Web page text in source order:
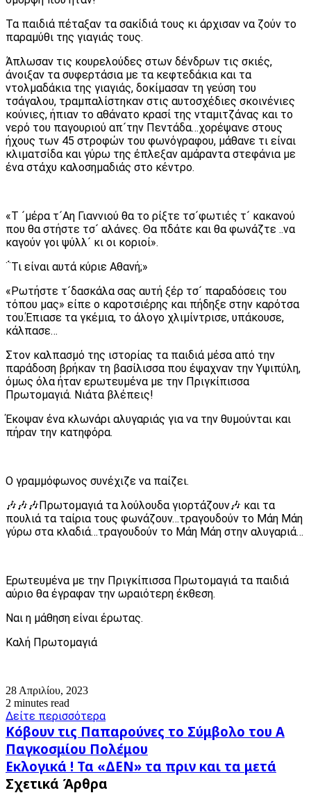
Τα παιδιά πέταξαν τα σακίδιά τους κι άρχισαν να ζούν το
παραμύθι της γιαγιάς τους.
Άπλωσαν τις κουρελούδες στων δένδρων τις σκιές,
άνοιξαν τα συφερτάσια με τα κεφτεδάκια και τα
ντολμαδάκια της γιαγιάς, δοκίμασαν τη γεύση του
τσάγαλου, τραμπαλίστηκαν στις αυτοσχέδιες σκοινένιες
κούνιες, ήπιαν το αθάνατο κρασί της νταμιτζάνας και το
νερό του παγουριού απ´την Πεντάδα…χορέψανε στους
ήχους των 45 στροφών του φωνόγραφου, μάθανε τι είναι
κλιματσίδα και γύρω της έπλεξαν αμάραντα στεφάνια με
ένα στάχυ καλοσημαδιάς στο κέντρο.
«Τ ´μέρα τ´Αη Γιαννιού θα το ρίξτε τσ´φωτιές τ´ κακανού
που θα στήστε τσ´ αλάνες. Θα πδάτε και θα φωνάζτε ..να
καγούν γοι ψύλλ´ κι οι κοριοί».
΅Τι είναι αυτά κύριε Αθανή;»
«Ρωτήστε τ´δασκάλα σας αυτή ξέρ τσ´ παραδόσεις του
τόπου μας» είπε ο καροτσιέρης και πήδηξε στην καρότσα
του.Έπιασε τα γκέμια, το άλογο χλιμίντρισε, υπάκουσε,
κάλπασε…
Στον καλπασμό της ιστορίας τα παιδιά μέσα από την
παράδοση βρήκαν τη βασίλισσα που έψαχναν την Υψιπύλη,
όμως όλα ήταν ερωτευμένα με την Πριγκίπισσα
Πρωτομαγιά. Νιάτα βλέπεις!
Έκοψαν ένα κλωνάρι αλυγαριάς για να την θυμούνται και
πήραν την κατηφόρα.
Ο γραμμόφωνος συνέχιζε να παίζει.
🎶🎶🎶Πρωτομαγιά τα λούλουδα γιορτάζουν🎶 και τα
πουλιά τα ταίρια τους φωνάζουν…τραγουδούν το Μάη Μάη
γύρω στα κλαδιά…τραγουδούν το Μάη Μάη στην αλυγαριά…
Ερωτευμένα με την Πριγκίπισσα Πρωτομαγιά τα παιδιά
αύριο θα έγραφαν την ωραιότερη έκθεση.
Ναι η μάθηση είναι έρωτας.
Καλή Πρωτομαγιά
28 Απριλίου, 2023
2 minutes read
Δείτε περισσότερα
Κόβουν
τις
Παπαρούνες
το
Σύμβολο
του
Κόβουν τις Παπαρούνες το Σύμβολο του Α
Παγκοσμίου Πολέμου
Εκλογικά
!
Τα
Εκλογικά ! Τα «ΔΕΝ» τα πριν και τα μετά
Σχετικά Άρθρα